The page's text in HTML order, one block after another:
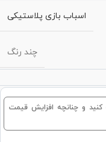
اسباب بازی پلاستیکی
چند رنگ
و چنانچه افزایش قیمت